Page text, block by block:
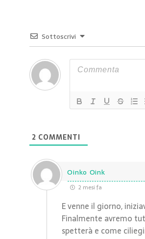
Sottoscrivi
2 COMMENTI
Oinko Oink
2 mesi fa
E venne il giorno,
Finalmente avremo
spetterà e come